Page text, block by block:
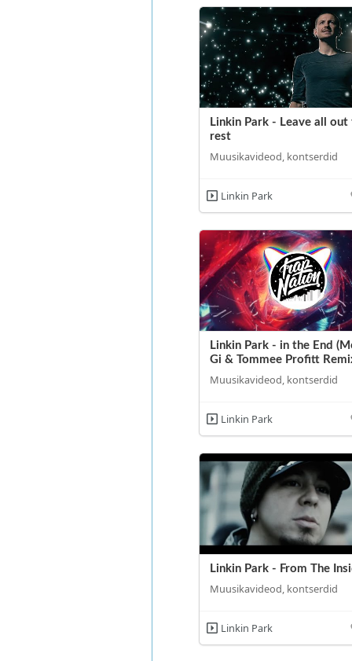
Linkin Park - Leave all out
rest
Muusikavideod, kontserdid
Linkin Park
Linkin Park - in the End
Gi & Tommee Profitt
Muusikavideod, kontserdid
Linkin Park
Linkin Park - From The
Muusikavideod, kontserdid
Linkin Park